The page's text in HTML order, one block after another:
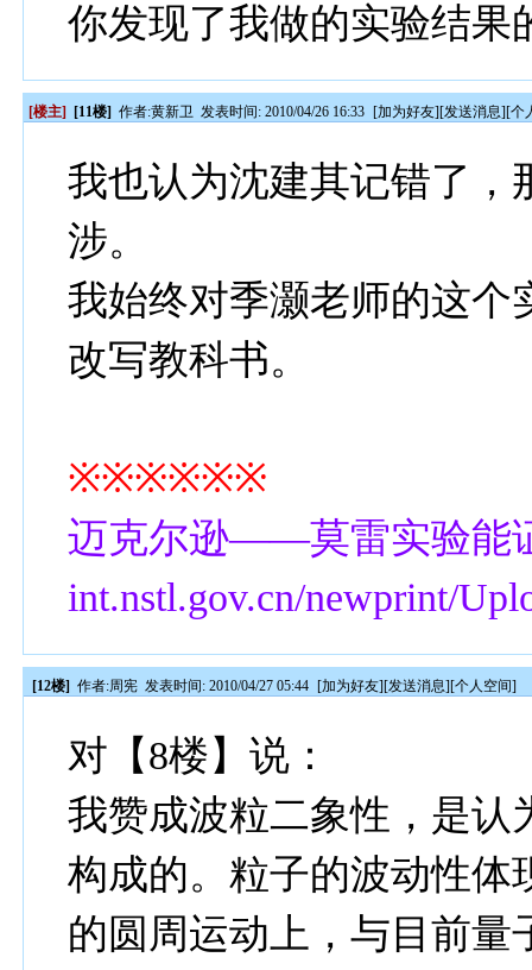
你发现了我做的实验结果
[楼主] [11楼] 作者:黄新卫 发表时间: 2010/04/26 16:33 [加为好友][发送消息][个
我也认为沈建其记错了，
涉。
我始终对季灏老师的这个
改写教科书。
※※※※※※
迈克尔逊——莫雷实验能
int.nstl.gov.cn/newprint/
[12楼] 作者:周宪 发表时间: 2010/04/27 05:44 [加为好友][发送消息][个人空间]
对【8楼】说：
我赞成波粒二象性，是认
构成的。粒子的波动性体
的圆周运动上，与目前量